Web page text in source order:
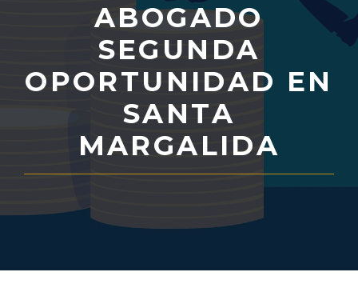
ABOGADO
SEGUNDA
OPORTUNIDAD EN
SANTA
MARGALIDA